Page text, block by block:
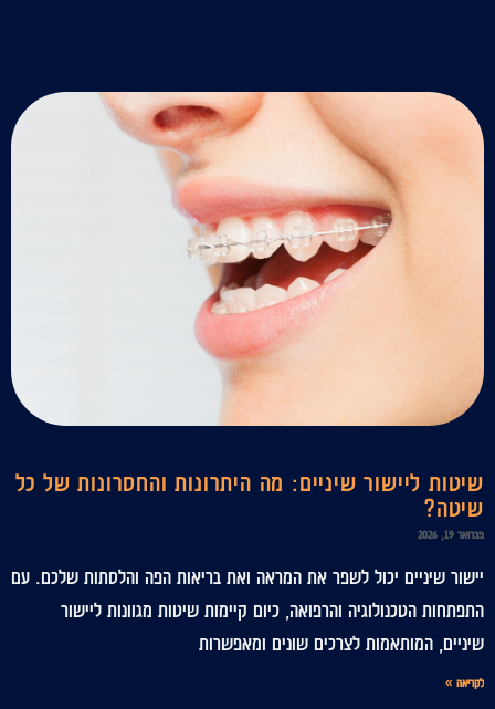
שיטות ליישור שיניים: מה היתרונות והחסרונות של כל
שיטה?
פברואר 19, 2026
יישור שיניים יכול לשפר את המראה ואת בריאות הפה והלסתות שלכם. עם
התפתחות הטכנולוגיה והרפואה, כיום קיימות שיטות מגוונות ליישור
שיניים, המותאמות לצרכים שונים ומאפשרות
לקריאה »
עמודעמוד